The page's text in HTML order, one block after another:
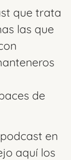
que trata
las que
de
en
aquí los